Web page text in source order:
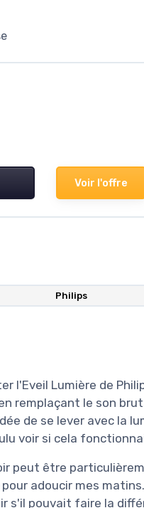
Voir l'offre
‎Philips
l'Eveil Lumière de
remplaçant le son
de se lever avec la
voir si cela
peut être
adoucir mes
s'il pouvait faire la